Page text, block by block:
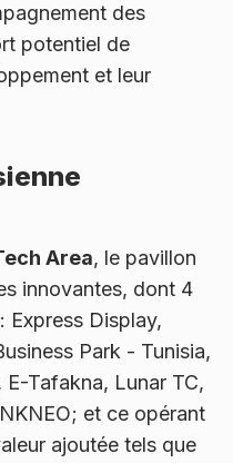
des
potentiel de
et leur
Area, le pavillon
innovantes, dont 4
Express Display,
Park - Tunisia,
Tafakna, Lunar TC,
et ce opérant
ajoutée tels que